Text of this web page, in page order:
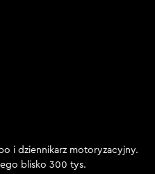
jednak to, jak ono jest
spotterzy mają zrobić
samochód po to, żeby
czuje
to wygląda w naszej
– chociaż to doskonały
fajną Pandę na ulicy, a
na Instagrama.
i dziennikarz motoryzacyjny.
blisko 300 tys.